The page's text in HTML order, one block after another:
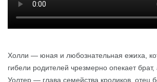
Холли — юная и любознательная ежиха,
гибели родителей чрезмерно опекает брат,
Уолтер — глава семейства кроликов, отец